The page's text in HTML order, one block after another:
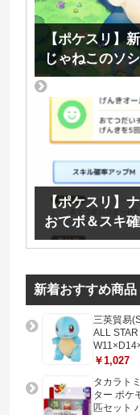
【ポケスリ】
じゃねこのソ
【ポケスリ】
おてボ＆スキ
新着おすすめ商品
三英貿易
ALL
￥1,027
タカラト
ター ポケ
匹セット